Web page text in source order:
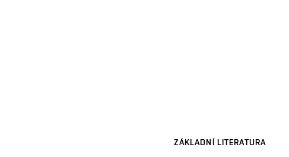
ZÁKLADNÍ LITERATURA